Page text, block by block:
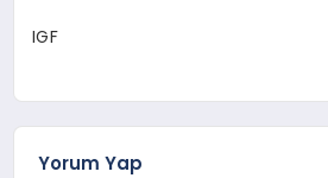
IGF
Yorum Yap